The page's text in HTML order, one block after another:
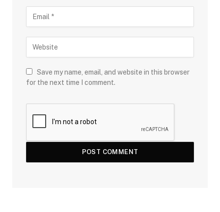
Save my name, email, and website in this browser
for the next time I comment.